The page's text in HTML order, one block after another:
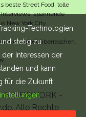
beste Street Food, tolle
spannende
New York City.
uns selbst überraschen.
NEW YORK -
Alle Rechte
Technologien
stetig zu
Interessen der
und kann
für die Zukunft